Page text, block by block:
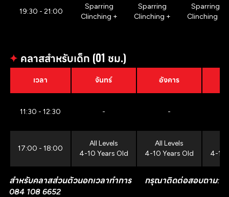
19:30 - 21:00
Sparring
Clinching +
Sparring
Clinching +
Sparring
Clinching +
✦ คลาสสำหรับเด็ก (01 ชม.)
เวลา จันทร์ อังคาร
11:30 - 12:30 - -
17:00 - 18:00
All Levels
4-10 Years Old
All Levels
4-10 Years Old
4-10
สำหรับคลาสส่วนตัวนอกเวลาทำการ กรุณาติดต่อสอบถาม:
084 108 6652